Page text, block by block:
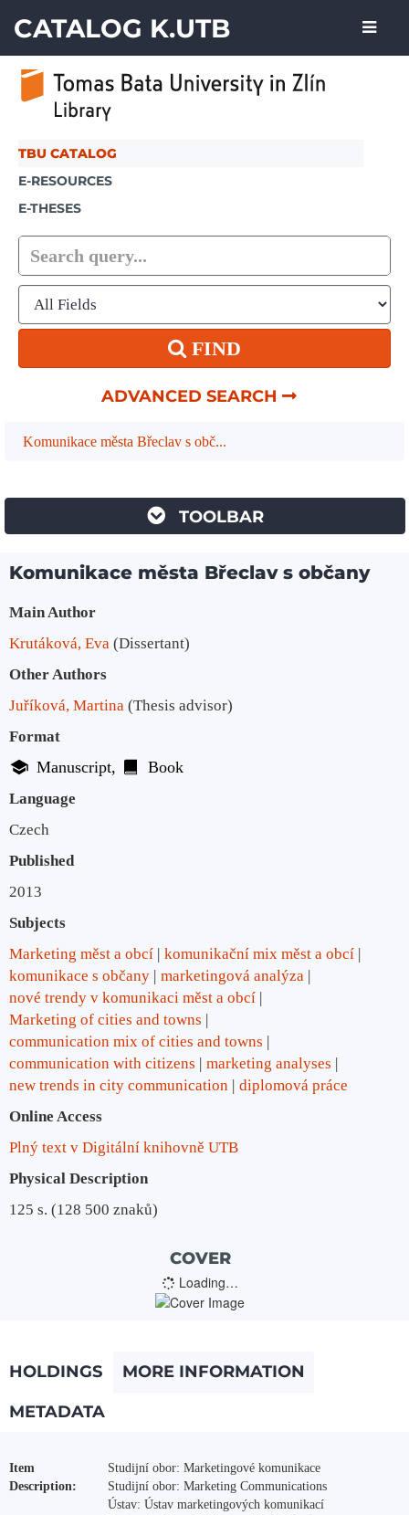
CATALOG K.UTB
TBU CATALOG
E-RESOURCES
E-THESES
FIND
ADVANCED SEARCH
Komunikace města Břeclav s obč...
TOOLBAR
Komunikace města Břeclav s občany
Bibliographic Details
Main Author
Krutáková, Eva (Dissertant)
Other Authors
Juříková, Martina (Thesis advisor)
Format
Manuscript Book
Language
Czech
Published
2013
Subjects
Marketing měst a obcí
komunikační mix měst a obcí
komunikace s občany
marketingová analýza
nové trendy v komunikaci měst a obcí
Marketing of cities and towns
communication mix of cities and towns
communication with citizens
marketing analyses
new trends in city communication
diplomová práce
Online Access
Plný text v Digitální knihovně UTB
Physical Description
125 s. (128 500 znaků)
COVER
Loading…
HOLDINGS
MORE INFORMATION
METADATA
More Information
Item
Description:
Studijní obor: Marketingové komunikace
Studijní obor: Marketing Communications
Ústav: Ústav marketingových komunikací